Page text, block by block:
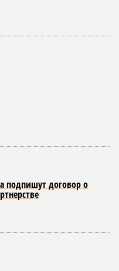
подпишут договор о